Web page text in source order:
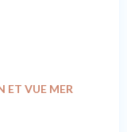
ET VUE MER